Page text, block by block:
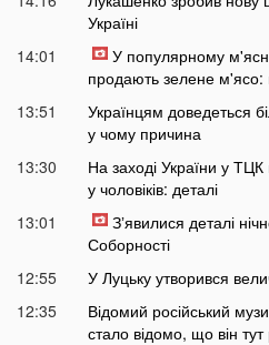
Україні
14:01
У популярному
продають зелене м'ясо:
13:51
Українцям доведеться
у чому причина
13:30
На заході України у
у чоловіків: деталі
13:01
Зʼявилися деталі
Соборності
12:55
У Луцьку утворився
12:35
Відомий російський
стало відомо, що він тут